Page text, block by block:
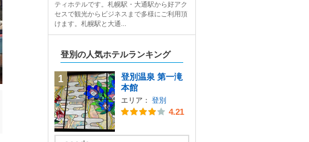
ティホテルです。札幌駅・大通駅から好アク
セスで観光からビジネスまで多様にご利用頂
けます。札幌駅と大通...
登別の人気ホテルランキング
1
登別温泉 第一滝
本館
エリア： 登別
4.21